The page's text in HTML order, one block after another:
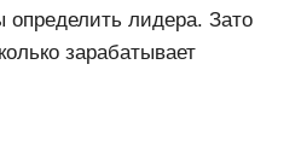
определить лидера. Зато
зарабатывает